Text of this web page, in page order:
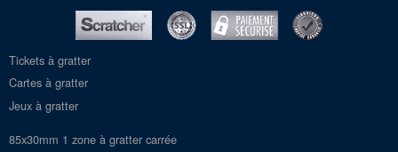
Tickets à gratter
Cartes à gratter
Jeux à gratter
85x30mm 1 zone à gratter carrée